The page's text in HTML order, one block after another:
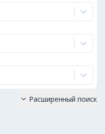
 Расширенный поиск